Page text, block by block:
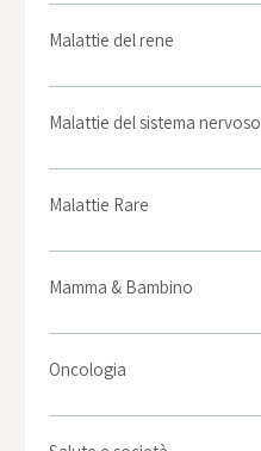
Malattie del rene
Malattie del sistema nervoso
Malattie Rare
Mamma & Bambino
Oncologia